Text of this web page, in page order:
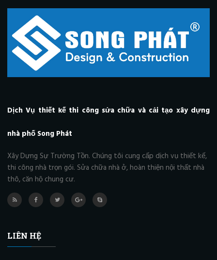
Dịch Vụ thiết kế thi công sửa chữa và cải tạo xây dựng
nhà phố Song Phát
Xây Dựng Sự Trường Tồn. Chúng tôi cung cấp dịch vụ thiết kế,
thi công nhà trọn gói. Sửa chữa nhà ở, hoàn thiện nội thất nhà
thô, căn hộ chung cư.
LIÊN HỆ